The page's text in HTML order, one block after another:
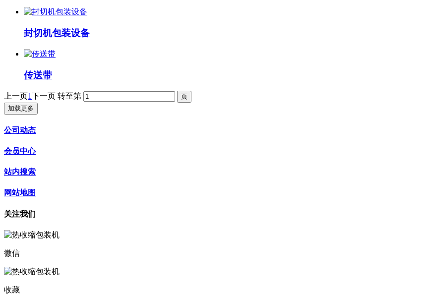
封切机包装设备
传送带
上一页1下一页 转至第
加载更多
公司动态
会员中心
站内搜索
网站地图
关注我们
微信
收藏